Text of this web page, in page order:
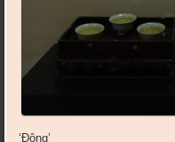
‘Động’